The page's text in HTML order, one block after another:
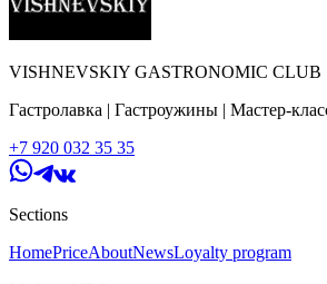
🥩 Стейк Стриплойн
🥓 Дегустация нашей фирменной салями
🥂 Один напиток на выбор
Не упустите возможность расширить
VISHNEVSKIY GASTRONOMIC CLUB
Гастролавка | Гастроужины | Мастер-
+7 920 032 35 35
Sections
HomePriceAboutNewsLoyalty program